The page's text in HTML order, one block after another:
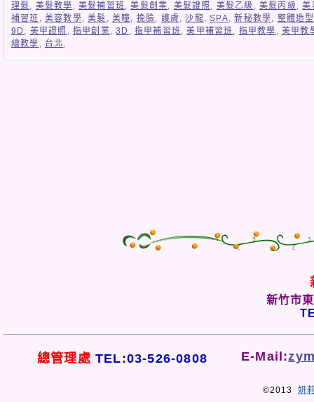
理髮, 美髮教學 ,美髮補習班 ,美髮創業, 美髮證照 , 美髮乙級 ,美髮丙級 ,美
補習班 ,美容教學,美髮 ,美瞳, 挽臉, 護膚 ,沙龍,SPA,新秘教學, 整體造型
9D , 美甲證照 ,指甲創業,3D ,指甲補習班 ,美甲補習班 , 指甲教學 ,美甲教
繪教學 , 台北,
新竹市
總管理處 TEL:03-526-0808 E-Mail:
©2013 妍